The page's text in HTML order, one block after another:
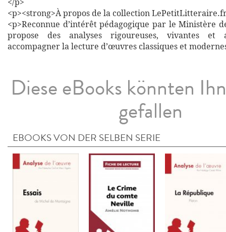
<p><strong>À propos de la collection
<p>Reconnue d’intérêt pédagogique par le Ministère
propose des analyses rigoureuses, vivantes et
accompagner la lecture d’œuvres classiques et
Diese eBooks könnten
gefallen
EBOOKS VON DER SELBEN SERIE